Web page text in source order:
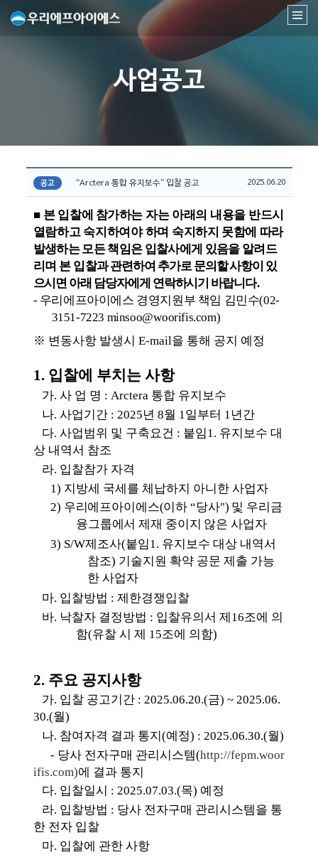
사업공고
공고 “Arctera 통합 유지보수” 입찰 공고 2025.06.20
■ 본 입찰에 참가하는 자는 아래의 내용을 반드시
열람하고 숙지하여야 하며 숙지하지 못함에 따라
발생하는 모든 책임은 입찰사에게 있음을 알려드
리며 본 입찰과 관련하여 추가로 문의할 사항이 있
으시면 아래 담당자에게 연락하시기 바랍니다.
- 우리에프아이에스 경영지원부 책임 김민수(02-
3151-7223 minsoo@woorifis.com)
※ 변동사항 발생시 E-mail을 통해 공지 예정
1. 입찰에 부치는 사항
가. 사 업 명 : Arctera 통합 유지보수
나. 사업기간 : 2025년 8월 1 일부터 1 년간
다. 사업범위 및 구축요건 : 붙임1. 유지보수 대
상 내역서 참조
라. 입찰참가 자격
1) 지방세 국세를 체납하지 아니한 사업자
2) 우리에프아이에스(이하“당사") 및 우리금
융그룹에서 제재 중이지 않은 사업자
3) S/W제조사(붙임1. 유지보수 대상 내역서
참조) 기술지원 확약 공문 제출 가능
한 사업자
마. 입찰방법 : 제한경쟁입찰
바. 낙찰자 결정방법 : 입찰유의서 제 16조에 의
함(유찰 시 제 15조에 의함)
2. 주요 공지사항
가. 입찰 공고기간 : 2025.06.20.(금) ~ 2025.06.
30.(월)
나. 참여자격 결과 통지(예정) : 2025.06.30.(월)
- 당사 전자구매 관리시스템(http://fepm.woor
ifis.com)에 결과 통지
다. 입찰일시 : 2025.07.03.(목) 예정
라. 입찰방법 : 당사 전자구매 관리시스템을 통
한 전자 입찰
마. 입찰에 관한 사항